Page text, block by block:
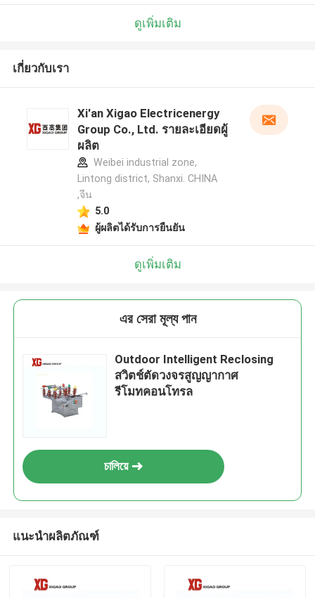
ดูเพิ่มเติม
เกี่ยวกับเรา
Xi'an Xigao Electricenergy
Group Co., Ltd. รายละเอียดผู้
ผลิต
Weibei industrial zone,
Lintong district, Shanxi. CHINA
,จีน
5.0
ผู้ผลิตได้รับการยืนยัน
ดูเพิ่มเติม
এর সেরা মূল্য পান
Outdoor Intelligent Reclosing
สวิตช์ตัดวงจรสูญญากาศ
รีโมทคอนโทรล
চালিয়ে
แนะนำผลิตภัณฑ์